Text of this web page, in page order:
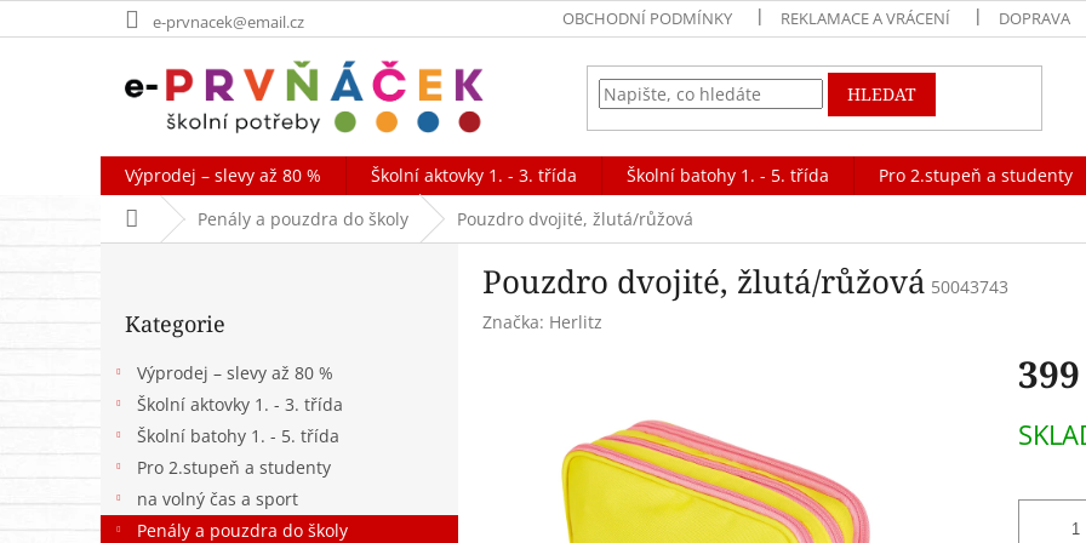
na
e-prvnacek@email.cz OBCHODNÍ PODMÍNKY REKLAMACE A VRÁCENÍ DOPRAVA
HLEDAT
Výprodej – slevy až 80 % Školní aktovky 1. - 3. třída Školní batohy 1. - 5. třída Pro 2.stupeň a studenty
Domů Penály a pouzdra do školy Pouzdro dvojité, žlutá/růžová
P
a
kategorie
Kategorie
Výprodej – slevy až 80 %
Školní aktovky 1. - 3. třída
Školní batohy 1. - 5. třída
Pro 2.stupeň a studenty
na volný čas a sport
Penály a pouzdra do školy
Pouzdro dvojité, žlutá/růžová 50043743
Značka: Herlitz
cena: